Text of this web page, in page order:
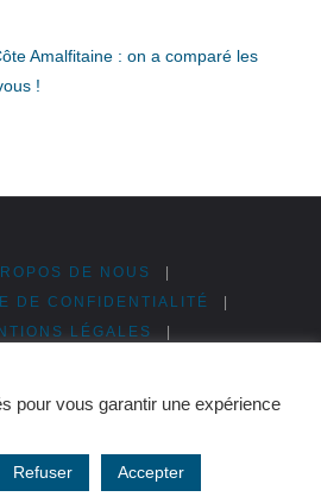
Amalfitaine : on a comparé les
!
DE NOUS
DE CONFIDENTIALITÉ
LÉGALES
Cinque Terre en Italie
pour vous garantir une expérience
Refuser Accepter